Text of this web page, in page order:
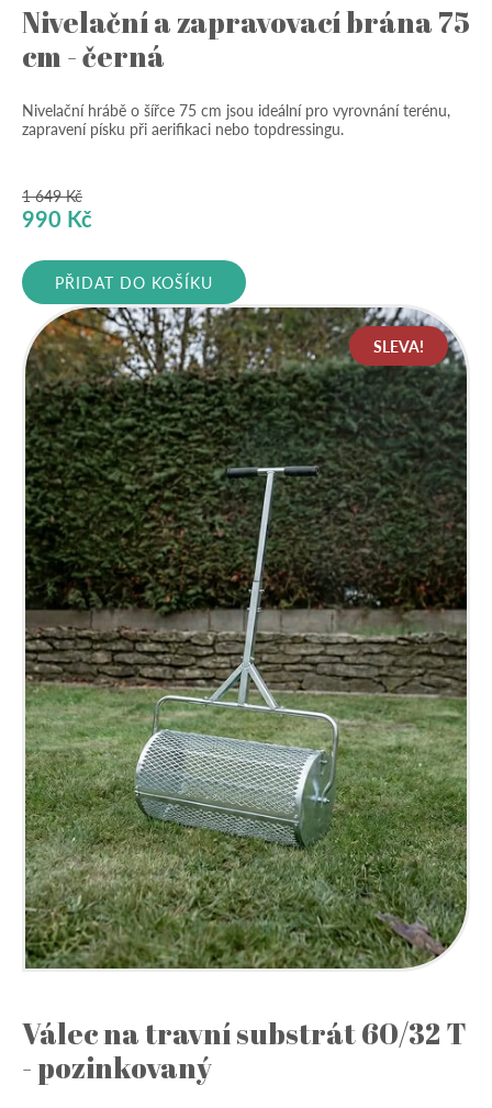
Nivelační a zapravovací brána 75
cm - černá
Nivelační hrábě o šířce 75 cm jsou ideální pro vyrovnání terénu,
zapravení písku při aerifikaci nebo topdressingu.
1 649Kč
Původní
byla:
1
649 Kč.
990 Kč
je:
990 Kč.
PŘIDAT DO KOŠÍKU
SLEVA!
Válec na travní substrát 60/32 T
- pozinkovaný